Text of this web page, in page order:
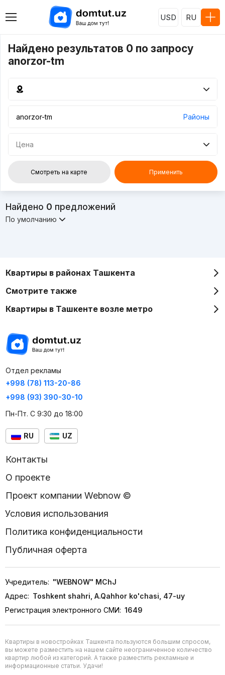
USD RU
Найдено результатов 0 по запросу
anorzor-tm
Районы
Цена
Смотреть на карте Применить
Найдено 0 предложений
По умолчанию
Квартиры в районах Ташкента
Смотрите также
Квартиры в Ташкенте возле метро
Отдел рекламы
+998 (78) 113-20-86
+998 (93) 390-30-10
Пн-Пт. С 9:30 до 18:00
RU UZ
Контакты
О проекте
Проект компании Webnow ©
Условия использования
Политика конфиденциальности
Публичная оферта
Учредитель: "WEBNOW" MChJ
Адрес: Toshkent shahri, A.Qahhor ko'chasi, 47-uy
Регистрация электронного СМИ: 1649
Квартиры в новостройках Ташкента пользуются большим спросом,
вы можете разместить на нашем сайте неограниченное количество
квартир любой из категорий. А также разместить рекламные и
информационные статьи. Удачи!